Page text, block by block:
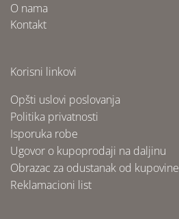
O nama
Kontakt
Korisni linkovi
Opšti uslovi poslovanja
Politika privatnosti
Isporuka robe
Ugovor o kupoprodaji na daljinu
Obrazac za odustanak od kupovine
Reklamacioni list